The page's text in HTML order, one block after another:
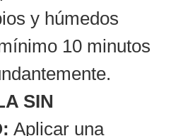
y húmedos
10 minutos
SIN
Aplicar una